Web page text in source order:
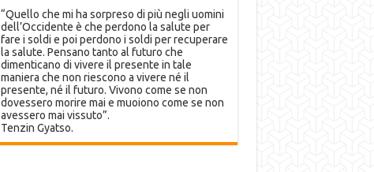
“Quello che mi ha sorpreso di più negli uomini
dell’Occidente è che perdono la salute per
fare i soldi e poi perdono i soldi per recuperare
la salute. Pensano tanto al futuro che
dimenticano di vivere il presente in tale
maniera che non riescono a vivere né il
presente, né il futuro. Vivono come se non
dovessero morire mai e muoiono come se non
avessero mai vissuto”.
Tenzin Gyatso.